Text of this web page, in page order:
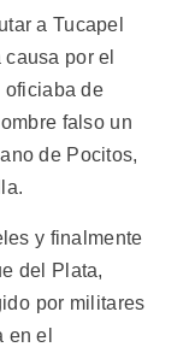
a Tucapel
por el
oficiaba de
falso un
de Pocitos,
y finalmente
del Plata,
por militares
en el